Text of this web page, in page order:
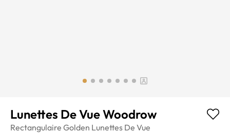
Lunettes De Vue Woodrow
Rectangulaire Golden Lunettes De Vue